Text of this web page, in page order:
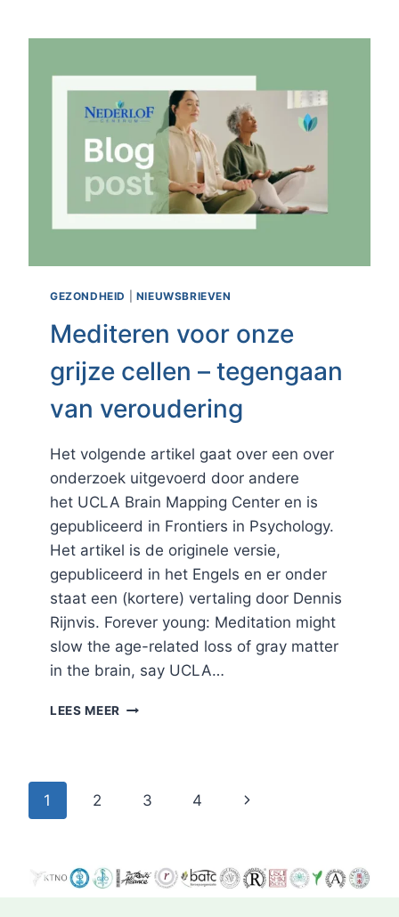
GEZONDHEID NIEUWSBRIEVEN
Mediteren voor onze
grijze cellen – tegengaan
van veroudering
Het volgende artikel gaat over een over
onderzoek uitgevoerd door andere
het UCLA Brain Mapping Center en is
gepubliceerd in Frontiers in Psychology.
Het artikel is de originele versie,
gepubliceerd in het Engels en er onder
staat een (kortere) vertaling door Dennis
Rijnvis. Forever young: Meditation might
slow the age-related loss of gray matter
in the brain, say UCLA…
LEES MEER MEDITEREN
Paginanavigatie
1 2 3 4
Volgende